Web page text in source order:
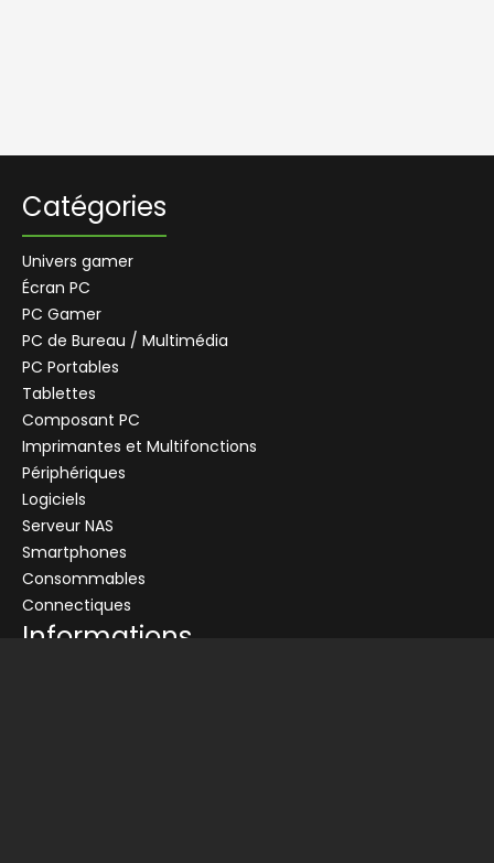
Connectez-vous pour voir les informations de ce produit
CENTRALE+
CENTRALE
Catégories
Univers gamer
Écran PC
PC Gamer
PC de Bureau / Multimédia
PC Portables
Tablettes
Composant PC
Imprimantes et Multifonctions
Périphériques
Logiciels
Serveur NAS
Smartphones
Consommables
Connectiques
Informations